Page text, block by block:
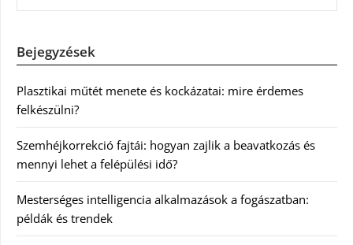
Bejegyzések
Plasztikai műtét menete és kockázatai: mire érdemes
felkészülni?
Szemhéjkorrekció fajtái: hogyan zajlik a beavatkozás és
mennyi lehet a felépülési idő?
Mesterséges intelligencia alkalmazások a fogászatban:
példák és trendek